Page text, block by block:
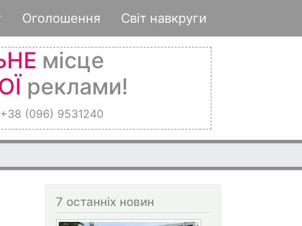
Оголошення Світ навкруги
місце
реклами!
(096) 9531240
7 останніх новин